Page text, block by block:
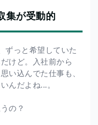
集が受動的
ずっと希望していた
けど。入社前から
い込んでた仕事も、
んだよね...。
の？